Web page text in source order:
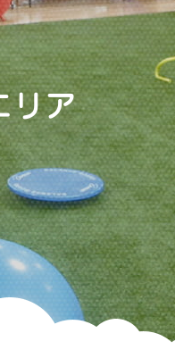
リア